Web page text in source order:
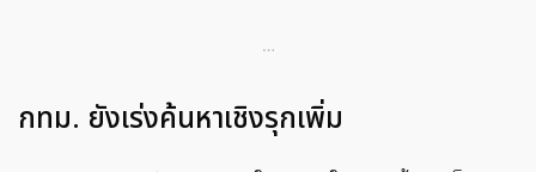
…
กทม. ยังเร่งค้นหาเชิงรุกเพิ่ม